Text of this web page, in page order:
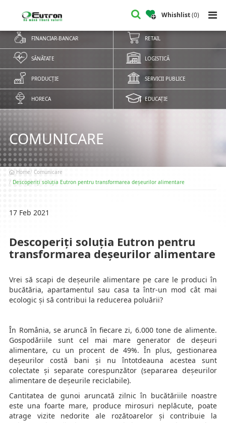
Whishlist(0)
FINANCIAR-BANCAR RETAIL
SĂNĂTATE LOGISTICĂ
PRODUCȚIE SERVICII PUBLICE
HORECA EDUCAȚIE
COMUNICARE
Home Comunicare
Descoperiți soluția Eutron pentru transformarea deșeurilor alimentare
17 Feb 2021
Descoperiți soluția Eutron pentru
transformarea deșeurilor alimentare
Vrei să scapi de deșeurile alimentare pe care le produci în
bucătăria, apartamentul sau casa ta într-un mod cât mai
ecologic și să contribui la reducerea poluării?
În România, se aruncă în fiecare zi, 6.000 tone de alimente.
Gospodăriile sunt cel mai mare generator de deșeuri
alimentare, cu un procent de 49%. În plus, gestionarea
deșeurilor costă bani și nu întotdeauna acestea sunt
colectate și separate corespunzător (separarea deșeurilor
alimentare de deșeurile reciclabile).
Cantitatea de gunoi aruncată zilnic în bucătăriile noastre
este una foarte mare, produce mirosuri neplăcute, poate
atrage vizite nedorite ale rozătoarelor și contribuie la